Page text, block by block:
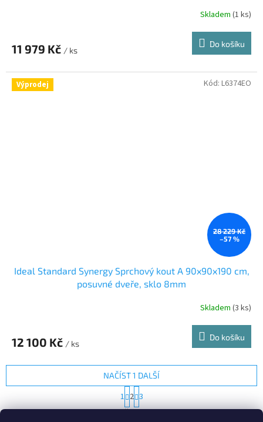
Skladem (1 ks)
11 979 Kč / ks
Do košíku
Výprodej
28 229 Kč
–57 %
Ideal Standard Synergy Sprchový kout A 90x90x190 cm,
posuvné dveře, sklo 8mm
Skladem (3 ks)
12 100 Kč / ks
Do košíku
Kód: L6374EO
O
NAČÍST 1 DALŠÍ
S
t
r
1 2 3
25položek celkem